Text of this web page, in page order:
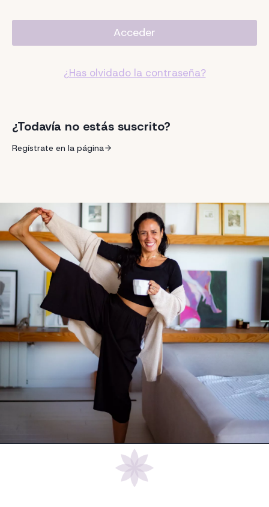
¿Has olvidado la contraseña?
¿Todavía no estás suscrito?
Regístrate en la página